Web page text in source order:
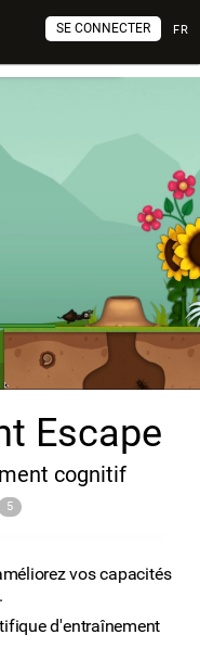
FR
SE CONNECTER
Escape
cognitif
5
vos capacités
d'entraînement